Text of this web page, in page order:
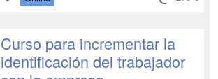
historia o Conocer las diferentes
absentismo laboral o Distinguir entre
absentismo justificado o involuntari...
Curso para incrementar la
identificación del trabajador